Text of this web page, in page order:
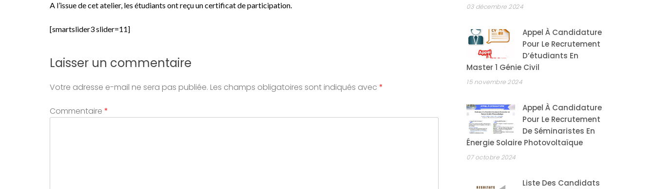
A l’issue de cet atelier, les étudiants ont reçu un certificat de participation.
[smartslider3 slider=11]
Laisser un commentaire
Votre adresse e-mail ne sera pas publiée. Les champs obligatoires sont indiqués avec *
Commentaire *
03 décembre 2024
Appel À Candidature
Pour Le Recrutement
D’étudiants En
Master 1 Génie Civil
15 novembre 2024
Appel À Candidature
Pour Le Recrutement
De Séminaristes En
Énergie Solaire Photovoltaïque
07 octobre 2024
Liste Des Candidats